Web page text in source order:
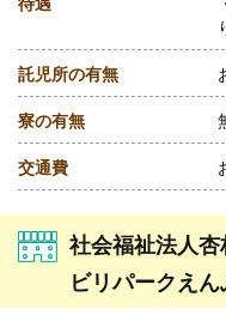
託児所の有無
寮の有無
交通費
社会福祉法人
ビリパークえ